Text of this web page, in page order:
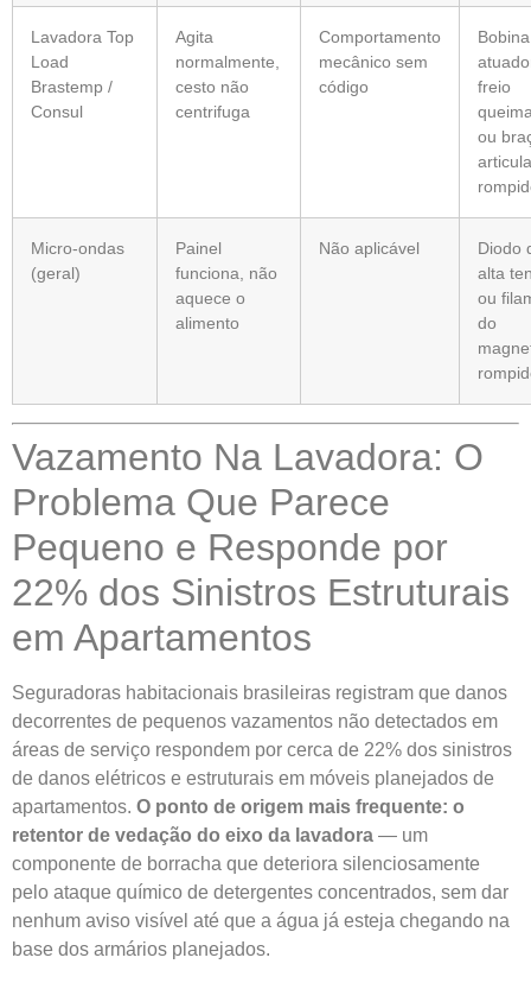
Lavadora Top
Load
Brastemp /
Consul
Agita
normalmente,
cesto não
centrifuga
Comportamento
mecânico sem
código
freio
ou
Micro-ondas
(geral)
Painel
funciona, não
aquece o
alimento
Não aplicável
Diodo
alta
ou
do
Vazamento Na Lavadora: O
Problema Que Parece
Pequeno e Responde por
22% dos Sinistros Estruturais
em Apartamentos
Seguradoras habitacionais brasileiras registram que danos
decorrentes de pequenos vazamentos não detectados em
áreas de serviço respondem por cerca de 22% dos sinistros
de danos elétricos e estruturais em móveis planejados de
apartamentos. O ponto de origem mais frequente: o
retentor de vedação do eixo da lavadora — um
componente de borracha que deteriora silenciosamente
pelo ataque químico de detergentes concentrados, sem dar
nenhum aviso visível até que a água já esteja chegando na
base dos armários planejados.